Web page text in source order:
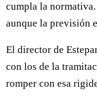
cumpla la
aunque la previsión
El director de
con los de la
romper con esa